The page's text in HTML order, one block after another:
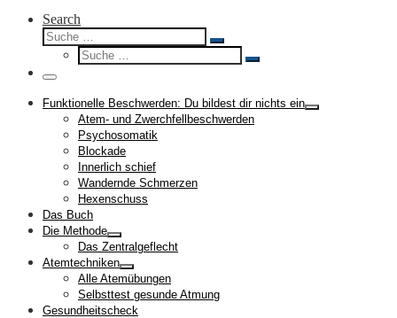
Search
Suche
Suche
…
Suche
Suche
Menü
Funktionelle Beschwerden: Du bildest dir nichts ein
Atem- und Zwerchfellbeschwerden
Psychosomatik
Blockade
Innerlich schief
Wandernde Schmerzen
Hexenschuss
Das Buch
Die Methode
Das Zentralgeflecht
Atemtechniken
Alle Atemübungen
Selbsttest gesunde Atmung
Gesundheitscheck